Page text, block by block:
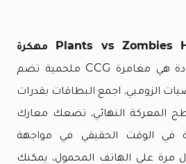
2024 جواهر غير محدودة هي مغامرة CCG ملحمية تضم
الزومبي. اجمع البطاقات بقدرات
المعركة النهائي. تضعك معارك
في الوقت الحقيقي في مواجهة
مرة على الهاتف المحمول، يمكنك